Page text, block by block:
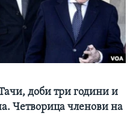
доби три години и
Четворица членови на